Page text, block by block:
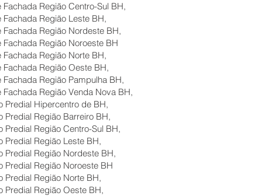
Região Centro-Sul BH,
Região Leste BH,
Região Nordeste BH,
Região Noroeste BH
Região Norte BH,
Região Oeste BH,
Região Pampulha BH,
Região Venda Nova BH,
Predial Hipercentro de BH,
Predial Região Barreiro BH,
Predial Região Centro-Sul BH,
Predial Região Leste BH,
Predial Região Nordeste BH,
Predial Região Noroeste BH
Predial Região Norte BH,
Predial Região Oeste BH,